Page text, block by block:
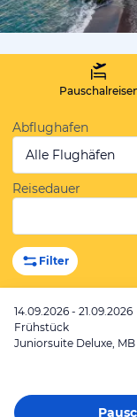
Abflughafen
Alle Flughäfen
Reisedauer
Filter
14.09.2026 - 21.09.2026
Frühstück
Juniorsuite Deluxe, MB